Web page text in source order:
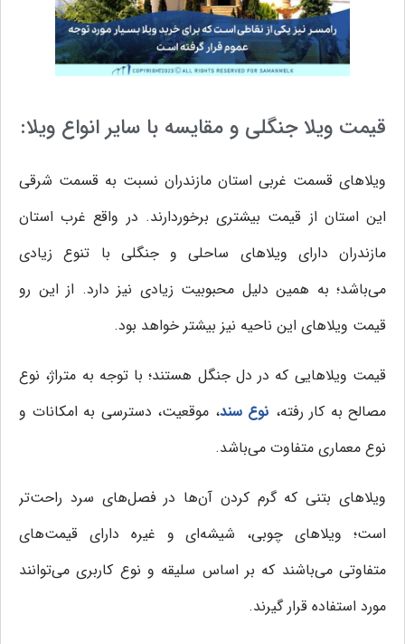
قیمت ویلا جنگلی و مقایسه با سایر انواع ویلا:
ویلاهای قسمت غربی استان مازندران نسبت به قسمت شرقی
این استان از قیمت بیشتری برخوردارند. در واقع غرب استان
مازندران دارای ویلاهای ساحلی و جنگلی با تنوع زیادی
می‌باشد؛ به همین دلیل محبوبیت زیادی نیز دارد. از این رو
قیمت ویلاهای این ناحیه نیز بیشتر خواهد بود.
قیمت ویلاهایی که در دل جنگل هستند؛ با توجه به متراژ، نوع
مصالح به کار رفته، نوع سند، موقعیت، دسترسی به امکانات و
نوع معماری متفاوت می‌باشد.
ویلاهای بتنی که گرم کردن آن‌ها در فصل‌های سرد راحت‌تر
است؛ ویلاهای چوبی، شیشه‌ای و غیره دارای قیمت‌های
متفاوتی می‌باشند که بر اساس سلیقه و نوع کاربری می‌توانند
مورد استفاده قرار گیرند.